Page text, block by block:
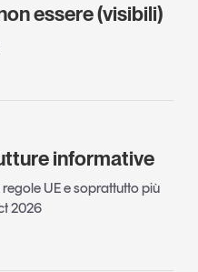
essere (visibili)
informative
UE e soprattutto più
2026